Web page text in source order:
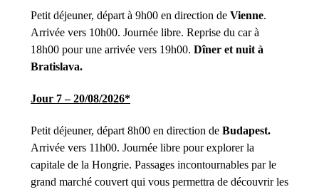
Petit déjeuner, départ à 9h00 en direction de Vienne.
Arrivée vers 10h00. Journée libre. Reprise du car à
18h00 pour une arrivée vers 19h00. Dîner et nuit à
Bratislava.
Jour 7 – 20/08/2026*
Petit déjeuner, départ 8h00 en direction de Budapest.
Arrivée vers 11h00. Journée libre pour explorer la
capitale de la Hongrie. Passages incontournables par le
grand marché couvert qui vous permettra de découvrir les